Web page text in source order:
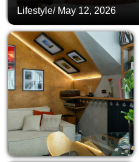
Lifestyle/ May 12, 2026